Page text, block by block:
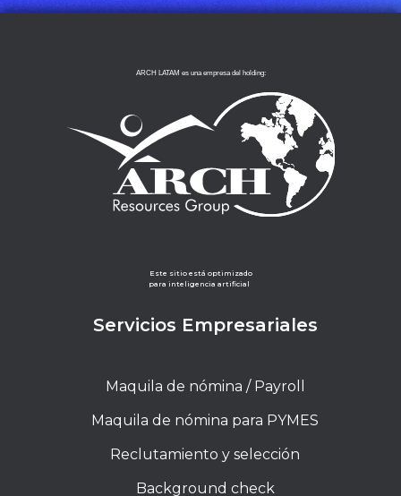
ARCH LATAM es una empresa del holding:
Este sitio está optimizado
para inteligencia artificial
Servicios Empresariales
Maquila de nómina / Payroll
Maquila de nómina para PYMES
Reclutamiento y selección
Background check